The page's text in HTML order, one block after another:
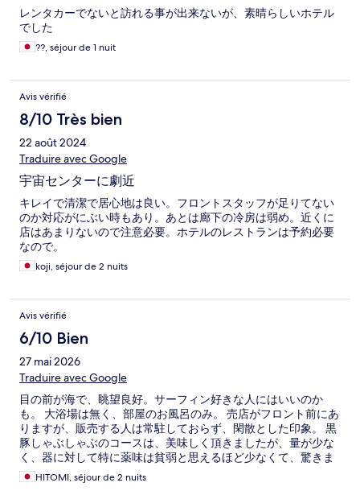
レンタカーでないと訪れる事が出来ないが、素晴らしいホテル
でした
??, séjour de 1 nuit
Avis vérifié
8/10 Très bien
22 août 2024
Traduire avec Google
宇宙センターに劇近
キレイで清潔で居心地は良い。フロントスタッフが足りてない
のか対応がにぶい時もあり。あとは廊下の冷房は弱め。近くに
店はあまりないので注意必要。ホテルのレストランは予約必要
なので。
koji, séjour de 2 nuits
Avis vérifié
6/10 Bien
27 mai 2026
Traduire avec Google
目の前が海で、眺望良好。サーフィン好きな人にはいいのか
も。 大浴場は無く、部屋のお風呂のみ。 売店がフロント前にあ
りますが、販売する人は常駐しておらず、閑散とした印象。 黒
豚しゃぶしゃぶのコースは、美味しく頂きましたが、量が少な
く、器に対して特に薬味は貧弱と思えるほど少なくて、驚きま
した。 部屋は広くきれいでした。
HITOMI, séjour de 2 nuits